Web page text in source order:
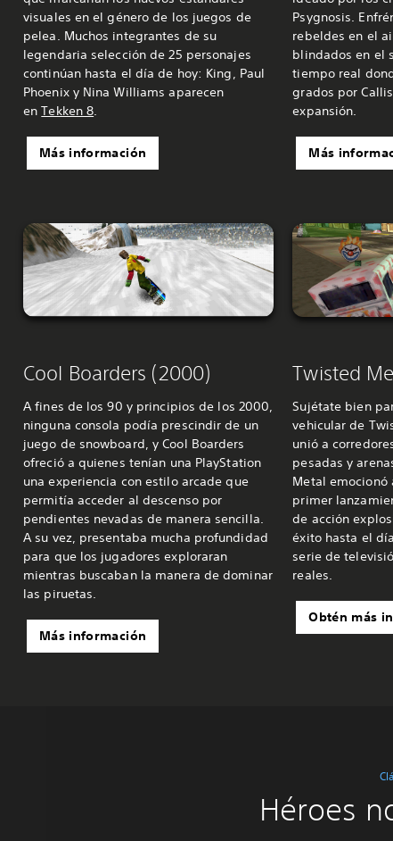
visuales en el género de los juegos de
pelea. Muchos integrantes de su
legendaria selección de 25 personajes
continúan hasta el día de hoy: King, Paul
Phoenix y Nina Williams aparecen
enTekken 8.
Más información
Psygnosis.
rebeldes en el
blindados en el
tiempo real
grados por
expansión.
Más
Cool Boarders (2000)
A fines de los 90 y principios de los 2000,
ninguna consola podía prescindir de un
juego de snowboard, y Cool Boarders
ofreció a quienes tenían una PlayStation
una experiencia con estilo arcade que
permitía acceder al descenso por
pendientes nevadas de manera sencilla.
A su vez, presentaba mucha profundidad
para que los jugadores exploraran
mientras buscaban la manera de dominar
las piruetas.
Más información
Twisted
Sujétate bien
vehicular de
unió a
pesadas y
Metal emocionó
primer
de acción
éxito hasta el
serie de
reales.
Obtén más
Héroes